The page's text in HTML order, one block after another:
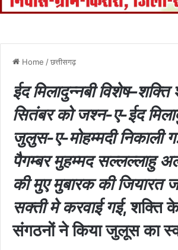
Home /छत्तीसगढ़
ईद मिलादुन्नबी
सितंबर को जश्न-ए-ईद
जुलुस-ए-मोहम्मदी निकाली
पैगम्बर मुहम्मद सल्लल्लाहु
की मुए मुबारक की जियारत
सक्ती मे करवाई गई, शक्ति के
संगठनों ने किया जुलूस का